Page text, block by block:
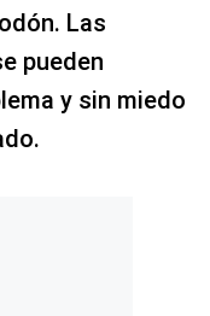
Las
pueden
y sin miedo